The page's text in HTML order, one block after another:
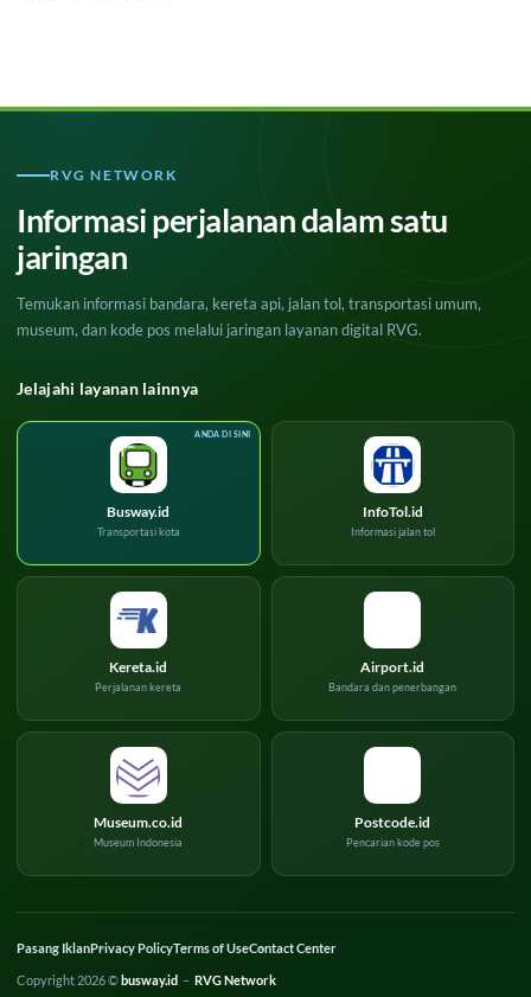
RVG NETWORK
Informasi perjalanan dalam satu
jaringan
Temukan informasi bandara, kereta api, jalan tol, transportasi umum,
museum, dan kode pos melalui jaringan layanan digital RVG.
Jelajahi layanan lainnya
Busway.id
Transportasi kota
InfoTol.id
Informasi jalan tol
Kereta.id
Perjalanan kereta
Airport.id
Bandara dan penerbangan
Museum.co.id
Museum Indonesia
Postcode.id
Pencarian kode pos
Pasang IklanPrivacy PolicyTerms of UseContact Center
Copyright 2026 © busway.id – RVG Network